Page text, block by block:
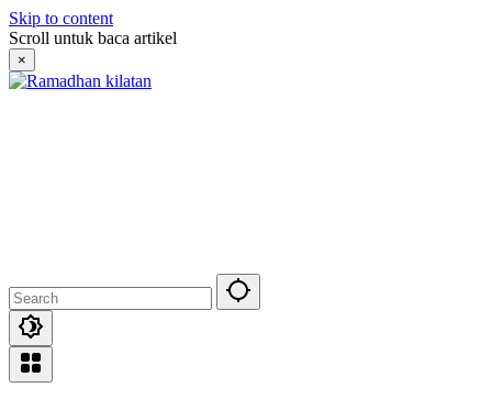
Skip to content
Scroll untuk baca artikel
×